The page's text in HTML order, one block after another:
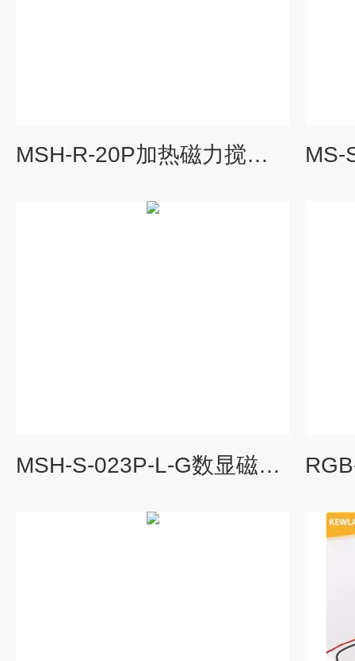
MSH-R-20P加热磁力搅拌器
MSH-S-023P-L-G数显磁力搅拌器